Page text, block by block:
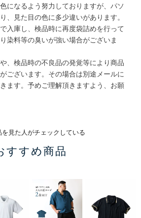
になるよう努力しておりますが、パソ
、見た目の色に多少違いがあります。
入庫し、検品時に再度袋詰めを行って
染料等の臭いが強い場合がございま
、検品時の不良品の発覚等により商品
ございます。その場合は別途メールに
ます。予めご理解頂きますよう、お願
を見た人がチェックしている
すすめ商品